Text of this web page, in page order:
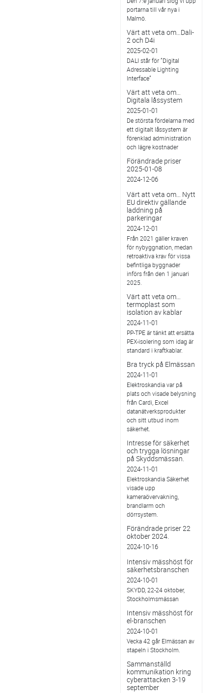
portarna till vår nya i
Malmö.
Värt att veta om…Dali-
2 och D4i
2025-02-01
DALI står för ”Digital
Adressable Lighting
Interface”
Värt att veta om…
Digitala låssystem
2025-01-01
De största fördelarna med
ett digitalt låssystem är
förenklad administration
och lägre kostnader
Förändrade priser
2025-01-08
2024-12-06
Värt att veta om… Nytt
EU direktiv gällande
laddning på
parkeringar
2024-12-01
Från 2021 gäller kraven
för nybyggnation, medan
retroaktiva krav för vissa
befintliga byggnader
införs från den 1 januari
2025.
Värt att veta om…
termoplast som
isolation av kablar
2024-11-01
PP-TPE är tänkt att ersätta
PEX-isolering som idag är
standard i kraftkablar.
Bra tryck på Elmässan
2024-11-01
Elektroskandia var på
plats och visade belysning
från Cardi, Excel
datanätverksprodukter
och sitt utbud inom
säkerhet.
Intresse för säkerhet
och trygga lösningar
på Skyddsmässan.
2024-11-01
Elektroskandia Säkerhet
visade upp
kameraövervakning,
brandlarm och
dörrsystem.
Förändrade priser 22
oktober 2024.
2024-10-16
Intensiv mässhöst för
säkerhetsbranschen
2024-10-01
SKYDD, 22-24 oktober,
Stockholmsmässan
Intensiv mässhöst för
el-branschen
2024-10-01
Vecka 42 går Elmässan av
stapeln i Stockholm.
Sammanställd
kommunikation kring
cyberattacken 3-19
september